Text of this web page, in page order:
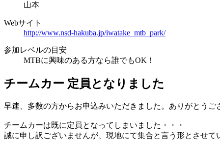
山本
Webサイト
http://www.nsd-hakuba.jp/iwatake_mtb_park/
参加レベルの目安
MTBに興味のある方なら誰でもOK！
チームカー 定員となりました
早速、多数の方からお申込みいただきました。ありがとうご
チームカーは既に定員となってしまいました・・・
誠に申し訳ございませんが、現地にて集合と言う形とさせて